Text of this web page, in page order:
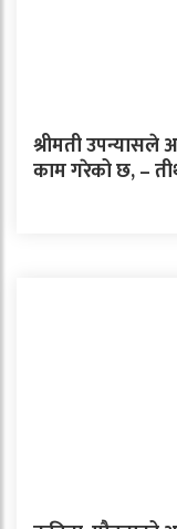
श्रीमती उपन्यासले
काम गरेको छ, –